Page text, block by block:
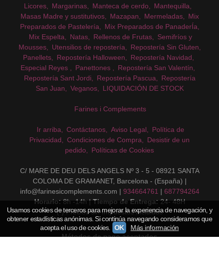
Licores
Margarinas Manteca de cerdo
Mantequilla
Masas Madre y sustitutivos
Mazapan Mermeladas
Mix
Preparados de Pastelería
Mix Preparados de PanaderÍa
Mix Espelta
Natas Rellenos de Frutas
Semifríos y
Mousses
Utensilios de repostería
Repostería Sin Gluten
Panellets
Repostería Halloween
Repostería Navidad
Especial Reyes
Panettones
Repostería San Valentín
Repostería Sant Jordi
Repostería Pascua
Repostería
San Juan
Veganos LIQUIDACIÓN DE STOCK
Farines i Complements
Ir arriba Contáctanos Aviso Legal
Política de
Privacidad
Condiciones de Compra
Desistir de un
pedido
Políticas de Cookies
C/ MARE DE DEU DELS ANGELS Nº 3 - 5 - 08921 SANTA
COLOMA DE GRAMANET, Barcelona - (España) |
info@farinesicomplements.com | 934664761 | 687794264
Horario: 8h -14h | Tiempo de Entrega: 24- 48H
(*) Precios sin Impuestos incluidos
Métodos de pago aceptados
Usamos cookies de terceros para mejorar la experiencia de navegación, y
obtener estadísticas anónimas. Si continúa navegando consideramos que
acepta el uso de cookies.
OK Más información